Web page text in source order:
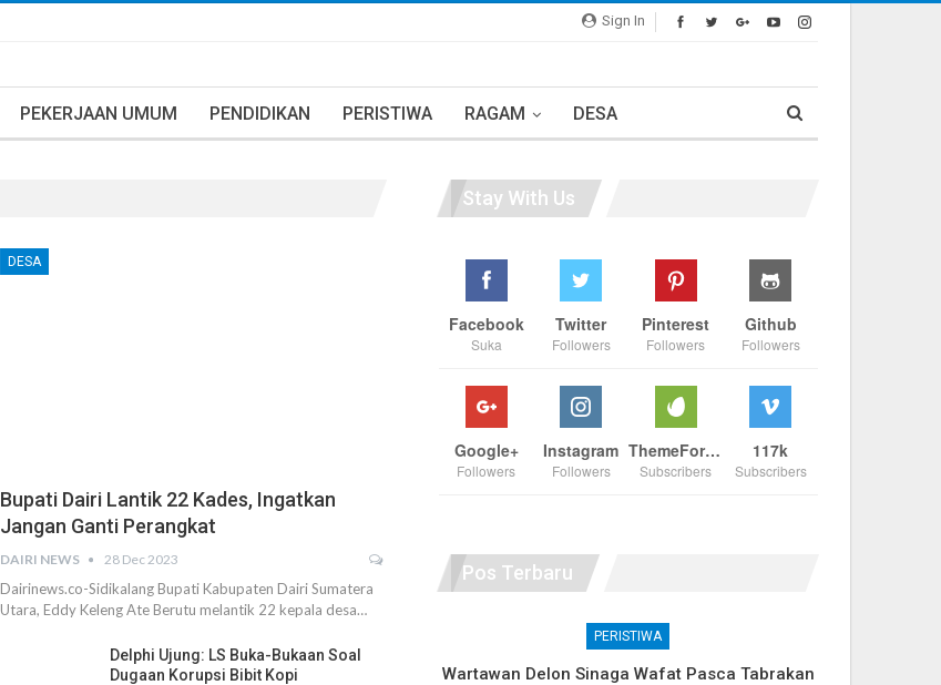
Sign In
PEKERJAAN UMUM PENDIDIKAN PERISTIWA RAGAM DESA
DESA
Bupati Dairi Lantik 22 Kades, Ingatkan
Jangan Ganti Perangkat
DAIRI NEWS 28 Dec 2023
Dairinews.co-Sidikalang Bupati Kabupaten Dairi Sumatera
Utara, Eddy Keleng Ate Berutu melantik 22 kepala desa…
Delphi Ujung: LS Buka-Bukaan Soal
Dugaan Korupsi Bibit Kopi
Stay With Us
Facebook
Suka
Twitter
Followers
Pinterest
Followers
Github
Followers
Google+
Followers
Instagram
Followers
ThemeForest
Subscribers
117k
Subscribers
Pos Terbaru
PERISTIWA
Wartawan Delon Sinaga Wafat Pasca Tabrakan